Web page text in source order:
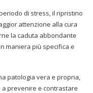
di stress, il ripristino
attenzione alla cura
la caduta abbondante
maniera più specifica e
patologia vera e propria,
a prevenire e contrastare